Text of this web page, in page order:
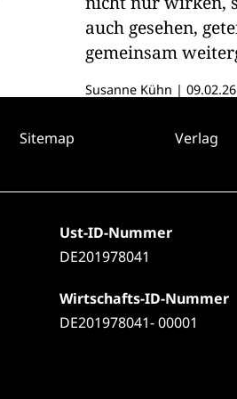
auch gesehen,
gemeinsam
startet der Rotary
1890 einen
und Rotaracter
den gesamten
Susanne Kühn | 09.02.26
Sitemap Verlag
Ust-ID-Nummer
DE201978041
Wirtschafts-ID-Nummer
DE201978041- 00001